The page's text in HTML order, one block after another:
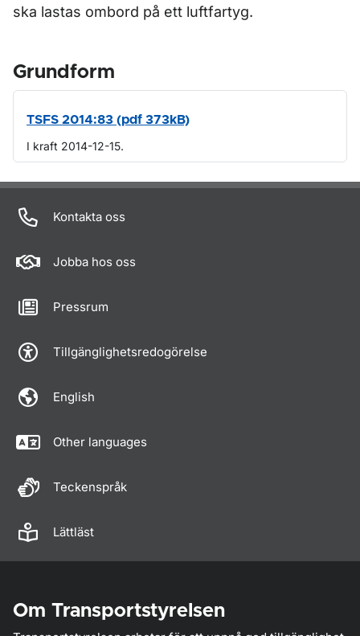
ska lastas ombord på ett luftfartyg.
Grundform
TSFS 2014:83 (pdf 373kB)
I kraft 2014-12-15.
Om sidan
Kontakta oss
Jobba hos oss
Pressrum
Tillgänglighetsredogörelse
English
Other languages
Teckenspråk
Lättläst
Om Transportstyrelsen